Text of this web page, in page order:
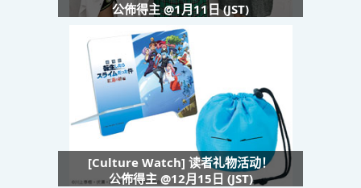
公佈得主 @1月11日 (JST)
[Culture Watch] 读者礼物活动！
公佈得主 @12月15日 (JST)